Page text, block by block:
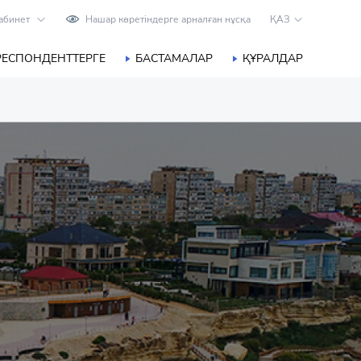
Нашар көретіндерге арналған нұсқа ҚАЗ
БАСТАМАЛАР ҚҰРАЛДАР